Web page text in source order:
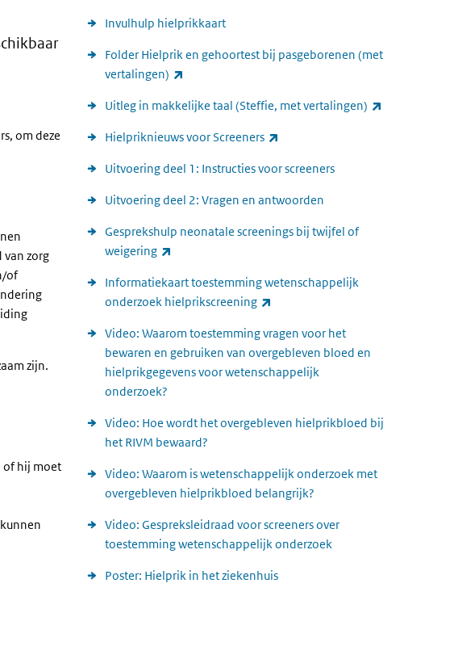
om deze
zorg
of
zijn.
of hij moet
Invulhulp hielprikkaart
Folder Hielprik en gehoortest bij pasgeborenen (met
vertalingen)
Uitleg in makkelijke taal (Steffie, met vertalingen)
Hielpriknieuws voor Screeners
Uitvoering deel 1: Instructies voor screeners
Uitvoering deel 2: Vragen en antwoorden
Gesprekshulp neonatale screenings bij twijfel of
weigering
Informatiekaart toestemming wetenschappelijk
onderzoek hielprikscreening
Video: Waarom toestemming vragen voor het
bewaren en gebruiken van overgebleven bloed en
hielprikgegevens voor wetenschappelijk
onderzoek?
Video: Hoe wordt het overgebleven hielprikbloed bij
het RIVM bewaard?
Video: Waarom is wetenschappelijk onderzoek met
overgebleven hielprikbloed belangrijk?
Video: Gespreksleidraad voor screeners over
toestemming wetenschappelijk onderzoek
Poster: Hielprik in het ziekenhuis